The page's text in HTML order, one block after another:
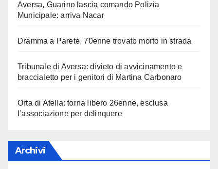
Aversa, Guarino lascia comando Polizia
Municipale: arriva Nacar
Dramma a Parete, 70enne trovato morto in strada
Tribunale di Aversa: divieto di avvicinamento e
braccialetto per i genitori di Martina Carbonaro
Orta di Atella: torna libero 26enne, esclusa
l’associazione per delinquere
Archivi